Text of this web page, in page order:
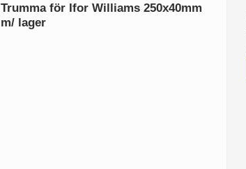
Trumma för Ifor Williams 250x40mm
m/ lager